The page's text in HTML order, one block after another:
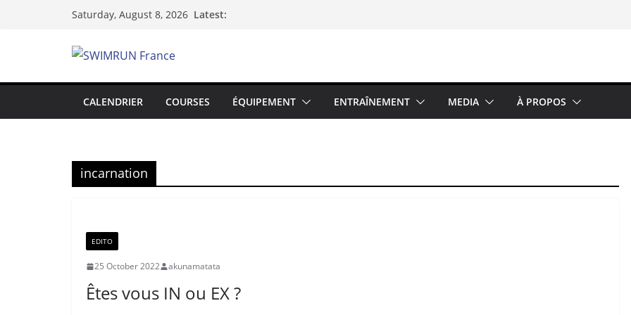
Saturday, August 8, 2026 Latest:
CALENDRIER COURSES ÉQUIPEMENT ENTRAÎNEMENT MEDIA À PROPOS
incarnation
EDITO
25 October 2022 akunamatata
Êtes vous IN ou EX ?